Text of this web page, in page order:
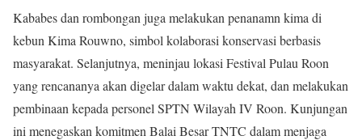
Kababes dan rombongan juga melakukan penanamn kima di
kebun Kima Rouwno, simbol kolaborasi konservasi berbasis
masyarakat. Selanjutnya, meninjau lokasi Festival Pulau Roon
yang rencananya akan digelar dalam waktu dekat, dan melakukan
pembinaan kepada personel SPTN Wilayah IV Roon. Kunjungan
ini menegaskan komitmen Balai Besar TNTC dalam menjaga